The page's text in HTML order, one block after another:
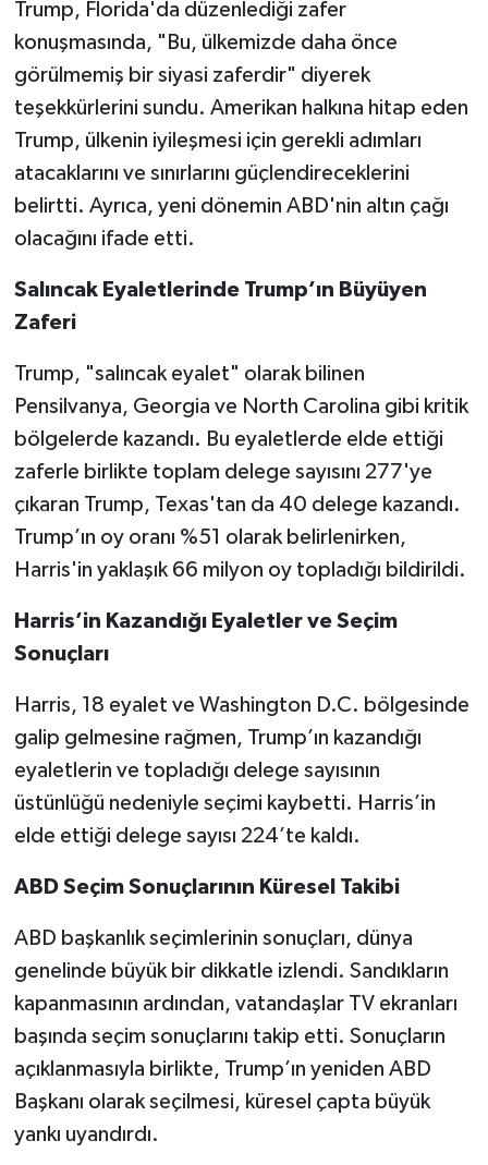
Trump, Florida'da düzenlediği zafer
konuşmasında, "Bu, ülkemizde daha önce
görülmemiş bir siyasi zaferdir" diyerek
teşekkürlerini sundu. Amerikan halkına hitap eden
Trump, ülkenin iyileşmesi için gerekli adımları
atacaklarını ve sınırlarını güçlendireceklerini
belirtti. Ayrıca, yeni dönemin ABD'nin altın çağı
olacağını ifade etti.
Salıncak Eyaletlerinde Trump’ın Büyüyen
Zaferi
Trump, "salıncak eyalet" olarak bilinen
Pensilvanya, Georgia ve North Carolina gibi kritik
bölgelerde kazandı. Bu eyaletlerde elde ettiği
zaferle birlikte toplam delege sayısını 277'ye
çıkaran Trump, Texas'tan da 40 delege kazandı.
Trump’ın oy oranı %51 olarak belirlenirken,
Harris'in yaklaşık 66 milyon oy topladığı bildirildi.
Harris’in Kazandığı Eyaletler ve Seçim
Sonuçları
Harris, 18 eyalet ve Washington D.C. bölgesinde
galip gelmesine rağmen, Trump’ın kazandığı
eyaletlerin ve topladığı delege sayısının
üstünlüğü nedeniyle seçimi kaybetti. Harris’in
elde ettiği delege sayısı 224’te kaldı.
ABD Seçim Sonuçlarının Küresel Takibi
ABD başkanlık seçimlerinin sonuçları, dünya
genelinde büyük bir dikkatle izlendi. Sandıkların
kapanmasının ardından, vatandaşlar TV ekranları
başında seçim sonuçlarını takip etti. Sonuçların
açıklanmasıyla birlikte, Trump’ın yeniden ABD
Başkanı olarak seçilmesi, küresel çapta büyük
yankı uyandırdı.
SEÇİM 2011
ÜÇÜNCÜ SAYFA
BİLİMNET
Yemek
SEÇİM 2014
KİM KİMDİR
ÇEK GÖNDER
KİTAP
HEDEF2020
MİZAH
TARİH
Genel
Politika
YEREL
BÖLGEDEN
BİLİM TEKNOLOJİ
ASAYİŞ
SEÇİM 2015